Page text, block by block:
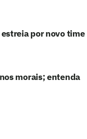
por novo time
morais; entenda